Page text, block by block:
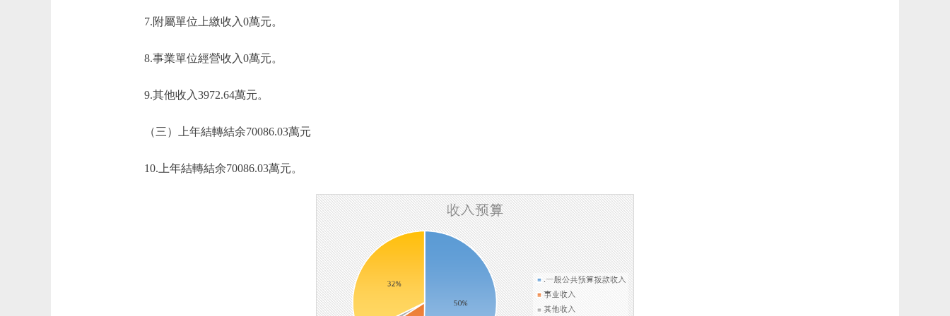
7.附屬單位上繳收入0萬元。
8.事業單位經營收入0萬元。
9.其他收入3972.64萬元。
（三）上年結轉結余70086.03萬元
10.上年結轉結余70086.03萬元。